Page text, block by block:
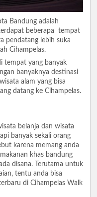
Bandung adalah
beberapa tempat
pendatang lebih suka
Cihampelas.
tempat yang banyak
banyaknya destinasi
alam yang bisa
datang ke Cihampelas.
belanja dan wisata
banyak sekali orang
karena memang anda
khas bandung
disana. Terutama untuk
tentu anda bisa
di Cihampelas Walk